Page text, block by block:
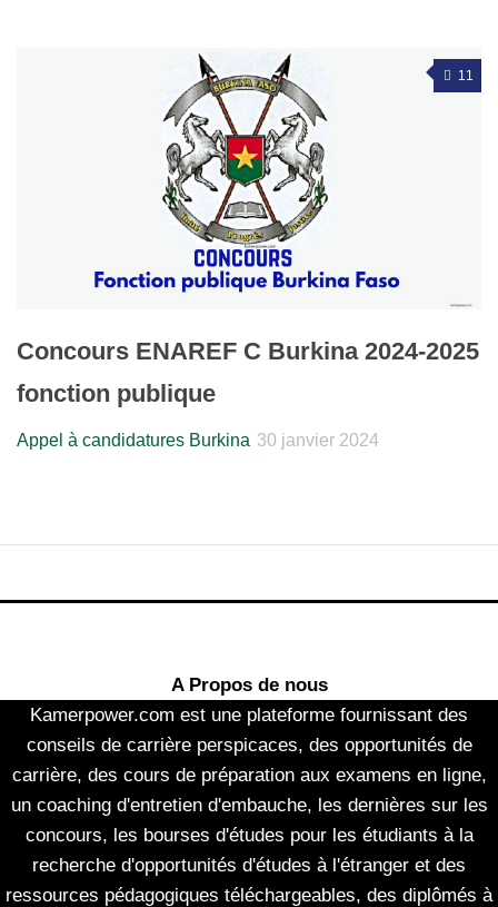
11
Concours ENAREF C Burkina 2024-2025
fonction publique
Appel à candidatures Burkina 30 janvier 2024
A Propos de nous
Kamerpower.com est une plateforme fournissant des
conseils de carrière perspicaces, des opportunités de
carrière, des cours de préparation aux examens en ligne,
un coaching d'entretien d'embauche, les dernières sur les
concours, les bourses d'études pour les étudiants à la
recherche d'opportunités d'études à l'étranger et des
ressources pédagogiques téléchargeables, des diplômés à